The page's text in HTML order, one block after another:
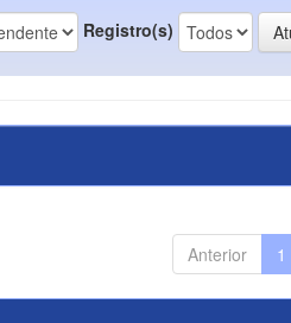
Registro(s)
Anterior 1